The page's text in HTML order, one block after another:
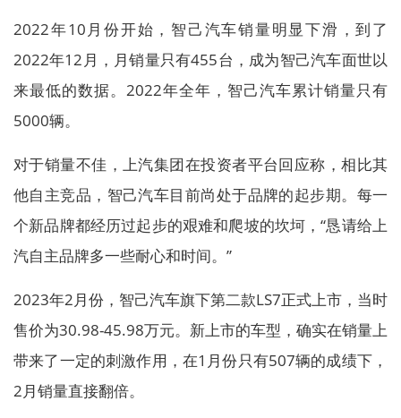
2022年10月份开始，智己汽车销量明显下滑，到了
2022年12月，月销量只有455台，成为智己汽车面世以
来最低的数据。2022年全年，智己汽车累计销量只有
5000辆。
对于销量不佳，上汽集团在投资者平台回应称，相比其
他自主竞品，智己汽车目前尚处于品牌的起步期。每一
个新品牌都经历过起步的艰难和爬坡的坎坷，“恳请给上
汽自主品牌多一些耐心和时间。”
2023年2月份，智己汽车旗下第二款LS7正式上市，当时
售价为30.98-45.98万元。新上市的车型，确实在销量上
带来了一定的刺激作用，在1月份只有507辆的成绩下，
2月销量直接翻倍。